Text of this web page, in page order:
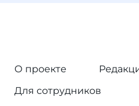
О проекте
Для сотрудников